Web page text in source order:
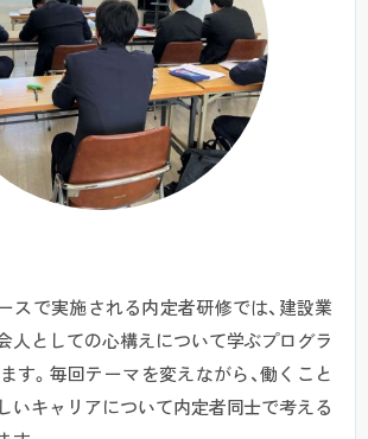
スで実施される内定者研修では、建設業
人としての心構えについて学ぶプログラ
す。毎回テーマを変えながら、働くこと
いキャリアについて内定者同士で考える